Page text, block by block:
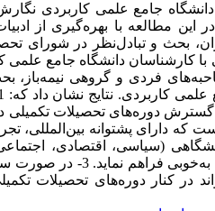
جامع علمی کاربردی
مطالعه با بهره‌گیری از
بحث و تبادل‌نظر در شورای
دانشگاه جامع علمی
فردی و گروهی نیمه‌باز،
گسترش دوره‌های تحصیلات تکمیلی
(سیاسی، اقتصادی،
در کنار دوره‌های تحصیلات